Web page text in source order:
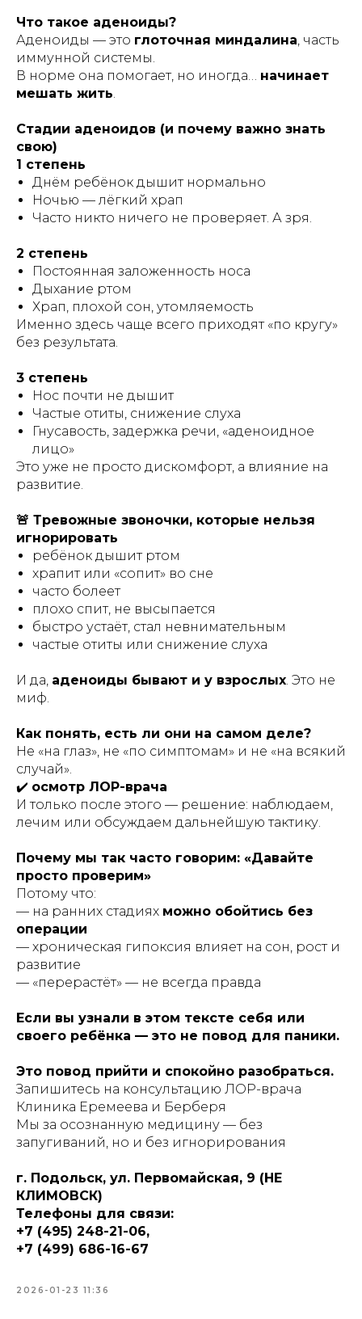
Что такое аденоиды?
Аденоиды — это глоточная миндалина, часть
иммунной системы.
В норме она помогает, но иногда… начинает
мешать жить.
Стадии аденоидов (и почему важно знать
свою)
1 степень
Днём ребёнок дышит нормально
Ночью — лёгкий храп
Часто никто ничего не проверяет. А зря.
2 степень
Постоянная заложенность носа
Дыхание ртом
Храп, плохой сон, утомляемость
Именно здесь чаще всего приходят «по кругу»
без результата.
3 степень
Нос почти не дышит
Частые отиты, снижение слуха
Гнусавость, задержка речи, «аденоидное
лицо»
Это уже не просто дискомфорт, а влияние на
развитие.
🚨 Тревожные звоночки, которые нельзя
игнорировать
ребёнок дышит ртом
храпит или «сопит» во сне
часто болеет
плохо спит, не высыпается
быстро устаёт, стал невнимательным
частые отиты или снижение слуха
И да, аденоиды бывают и у взрослых. Это не
миф.
Как понять, есть ли они на самом деле?
Не «на глаз», не «по симптомам» и не «на всякий
случай».
✔️ осмотр ЛОР-врача
И только после этого — решение: наблюдаем,
лечим или обсуждаем дальнейшую тактику.
Почему мы так часто говорим: «Давайте
просто проверим»
Потому что:
— на ранних стадиях можно обойтись без
операции
— хроническая гипоксия влияет на сон, рост и
развитие
— «перерастёт» — не всегда правда
Если вы узнали в этом тексте себя или
своего ребёнка — это не повод для паники.
Это повод прийти и спокойно разобраться.
Запишитесь на консультацию ЛОР-врача
Клиника Еремеева и Берберя
Мы за осознанную медицину — без
запугиваний, но и без игнорирования
г. Подольск, ул. Первомайская, 9 (НЕ
КЛИМОВСК)
Телефоны для связи:
+7 (495) 248-21-06,
+7 (499) 686-16-67
2026-01-23 11:36